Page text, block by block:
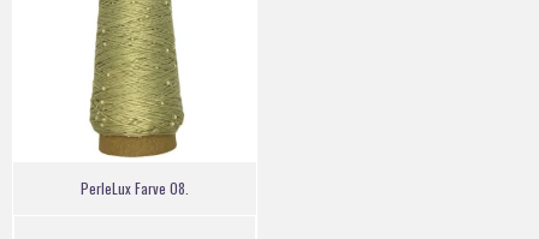
PerleLux Farve 08.